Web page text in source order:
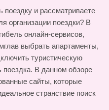
поездку и рассматриваете
организации поездки? В
онлайн-сервисов,
выбрать апартаменты,
туристическую
поездка. В данном обзоре
сайты, которые
странствие поиск